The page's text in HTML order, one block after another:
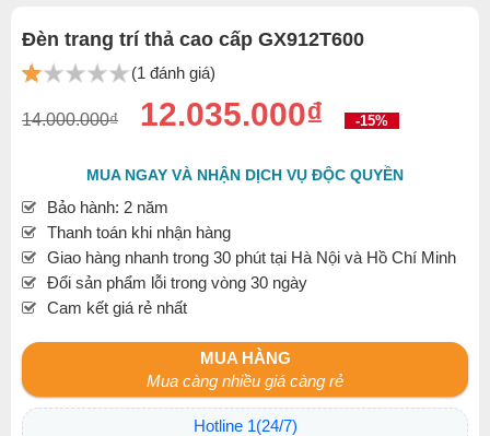
Đèn trang trí thả cao cấp GX912T600
(1 đánh giá)
14.000.000₫ 12.035.000₫ -15%
MUA NGAY VÀ NHẬN DỊCH VỤ ĐỘC QUYỀN
Bảo hành: 2 năm
Thanh toán khi nhận hàng
Giao hàng nhanh trong 30 phút tại Hà Nội và Hồ Chí Minh
Đổi sản phẩm lỗi trong vòng 30 ngày
Cam kết giá rẻ nhất
MUA HÀNG
Mua càng nhiều giá càng rẻ
Hotline 1(24/7)